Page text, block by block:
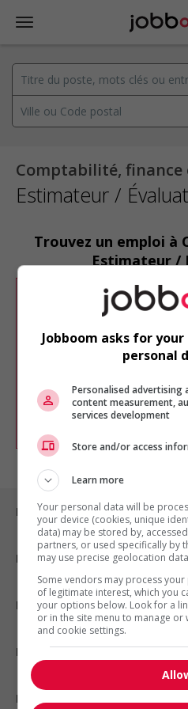
Comptabilité, finance
Estimateur /
Trouvez un emploi à
Estimateur /
Désolé, cette
résultat.
Veuillez faire une
Vous pouvez en tout
chercher un poste
d'intérêt en emploi
comme membre
Emplois par ville
Emplois par secteur
Emplois par statut
Emplois par type
Nos suggestions
Jobboom asks for
personal
Personalised advertising
content measurement,
services development
Store and/or access
Learn more
Your personal data will be
your device (cookies, unique
data) may be stored by,
partners, or used specifically by
may use precise geolocation
Some vendors may process
of legitimate interest, which you
your options below. Look for a
or in the site menu to manage
and cookie settings.